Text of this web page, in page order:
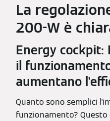
La
200-W è
Energy cockpit:
il
aumentano
Quanto sono semplici
funzionamento?